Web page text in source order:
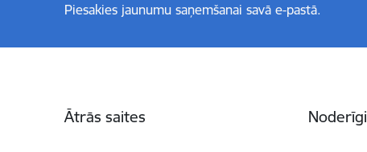
Piesakies jaunumu saņemšanai savā e-pastā.
Ātrās saites Noderīgi